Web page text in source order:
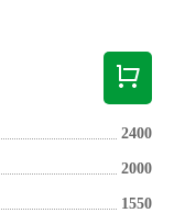
2400
2000
1550